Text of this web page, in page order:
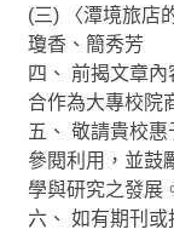
(三) 〈潭境旅店
瓊香、簡秀芳
四、 前揭文章
合作為大專校院
五、 敬請貴校
參閱利用，並鼓
學與研究之發展
六、 如有期刊